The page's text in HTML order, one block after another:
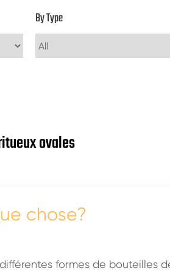
By Type
ovales
chose?
formes de bouteilles